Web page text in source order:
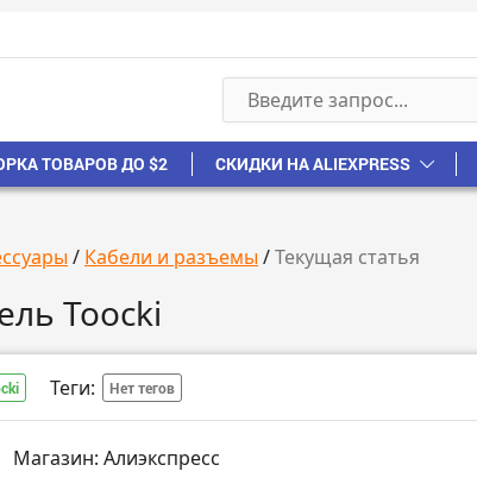
ТОВАРОВ ДО $2 СКИДКИ НА ALIEXPRESS
/ Кабели и разъемы /Текущая статья
Toocki
Теги: Нет тегов
Магазин: Алиэкспресс